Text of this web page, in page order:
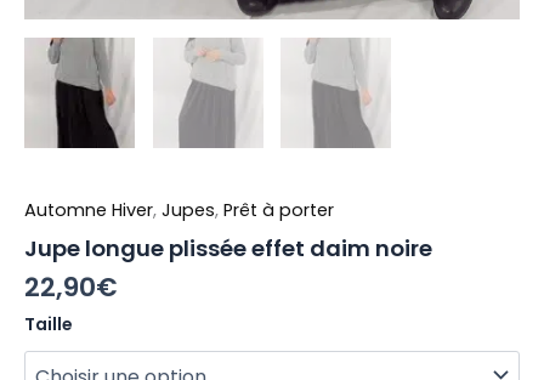
Automne Hiver, Jupes, Prêt à porter
Jupe longue plissée effet daim noire
22,90€
Taille